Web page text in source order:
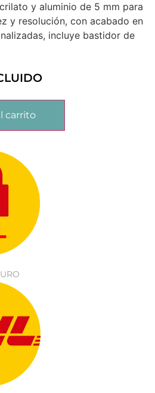
y aluminio de 5 mm para
y resolución, con acabado en
incluye bastidor de
carrito